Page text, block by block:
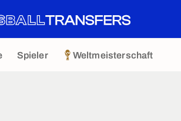
Spieler Weltmeisterschaft